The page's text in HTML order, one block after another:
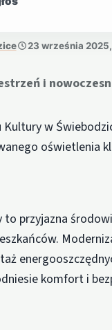
23 września
i
Kultury w
oświetlenia
przyjazna
komfort i